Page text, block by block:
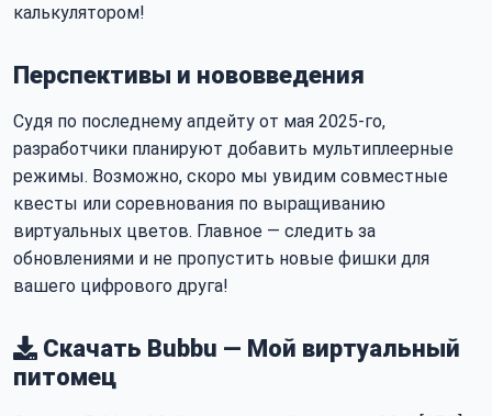
калькулятором!
Перспективы и нововведения
Судя по последнему апдейту от мая 2025-го,
разработчики планируют добавить мультиплеерные
режимы. Возможно, скоро мы увидим совместные
квесты или соревнования по выращиванию
виртуальных цветов. Главное — следить за
обновлениями и не пропустить новые фишки для
вашего цифрового друга!
Скачать Bubbu — Мой виртуальный
питомец